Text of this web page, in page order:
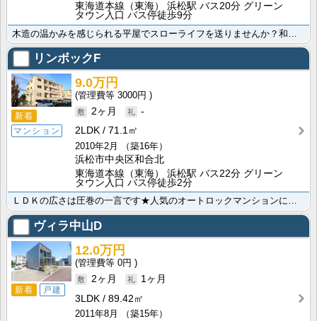
東海道本線（東海） 浜松駅 バス20分 グリーン
タウン入口 バス停徒歩9分
木造の温かみを感じられる平屋でスローライフを送りませんか？和室2部屋はどちらも南向きで日当たりが素敵･･･
リンボックF
新着
マンション
9.0万円
3000円
2ヶ月
-
2LDK
71.1㎡
2010年2月
（築16年）
浜松市中央区和合北
東海道本線（東海） 浜松駅 バス22分 グリーン
タウン入口 バス停徒歩2分
ＬＤＫの広さは圧巻の一言です★人気のオートロックマンションに待望の空き予定が出ました！新婚さん、ファ･･･
ヴィラ中山D
新着 戸建
12.0万円
0円
2ヶ月
1ヶ月
3LDK
89.42㎡
2011年8月
（築15年）